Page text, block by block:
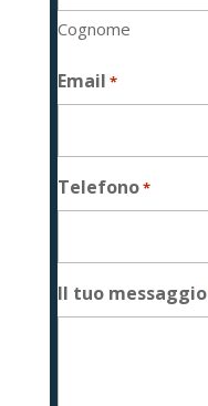
Cognome
Email *
Telefono*
Il tuo messaggio